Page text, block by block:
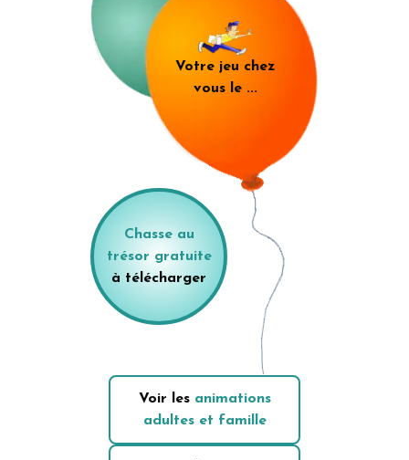
Votre jeu chez
vous le ...
Chasse au
trésor gratuite
à télécharger
Voir les animations
adultes et famille